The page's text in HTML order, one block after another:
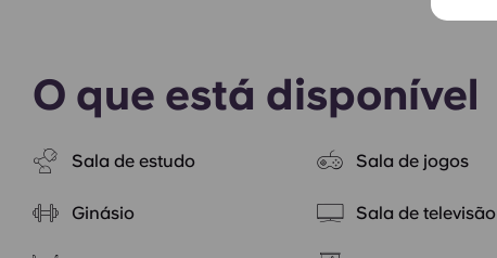
O que está disponível
Sala de estudo Sala de jogos
Ginásio Sala de televisão